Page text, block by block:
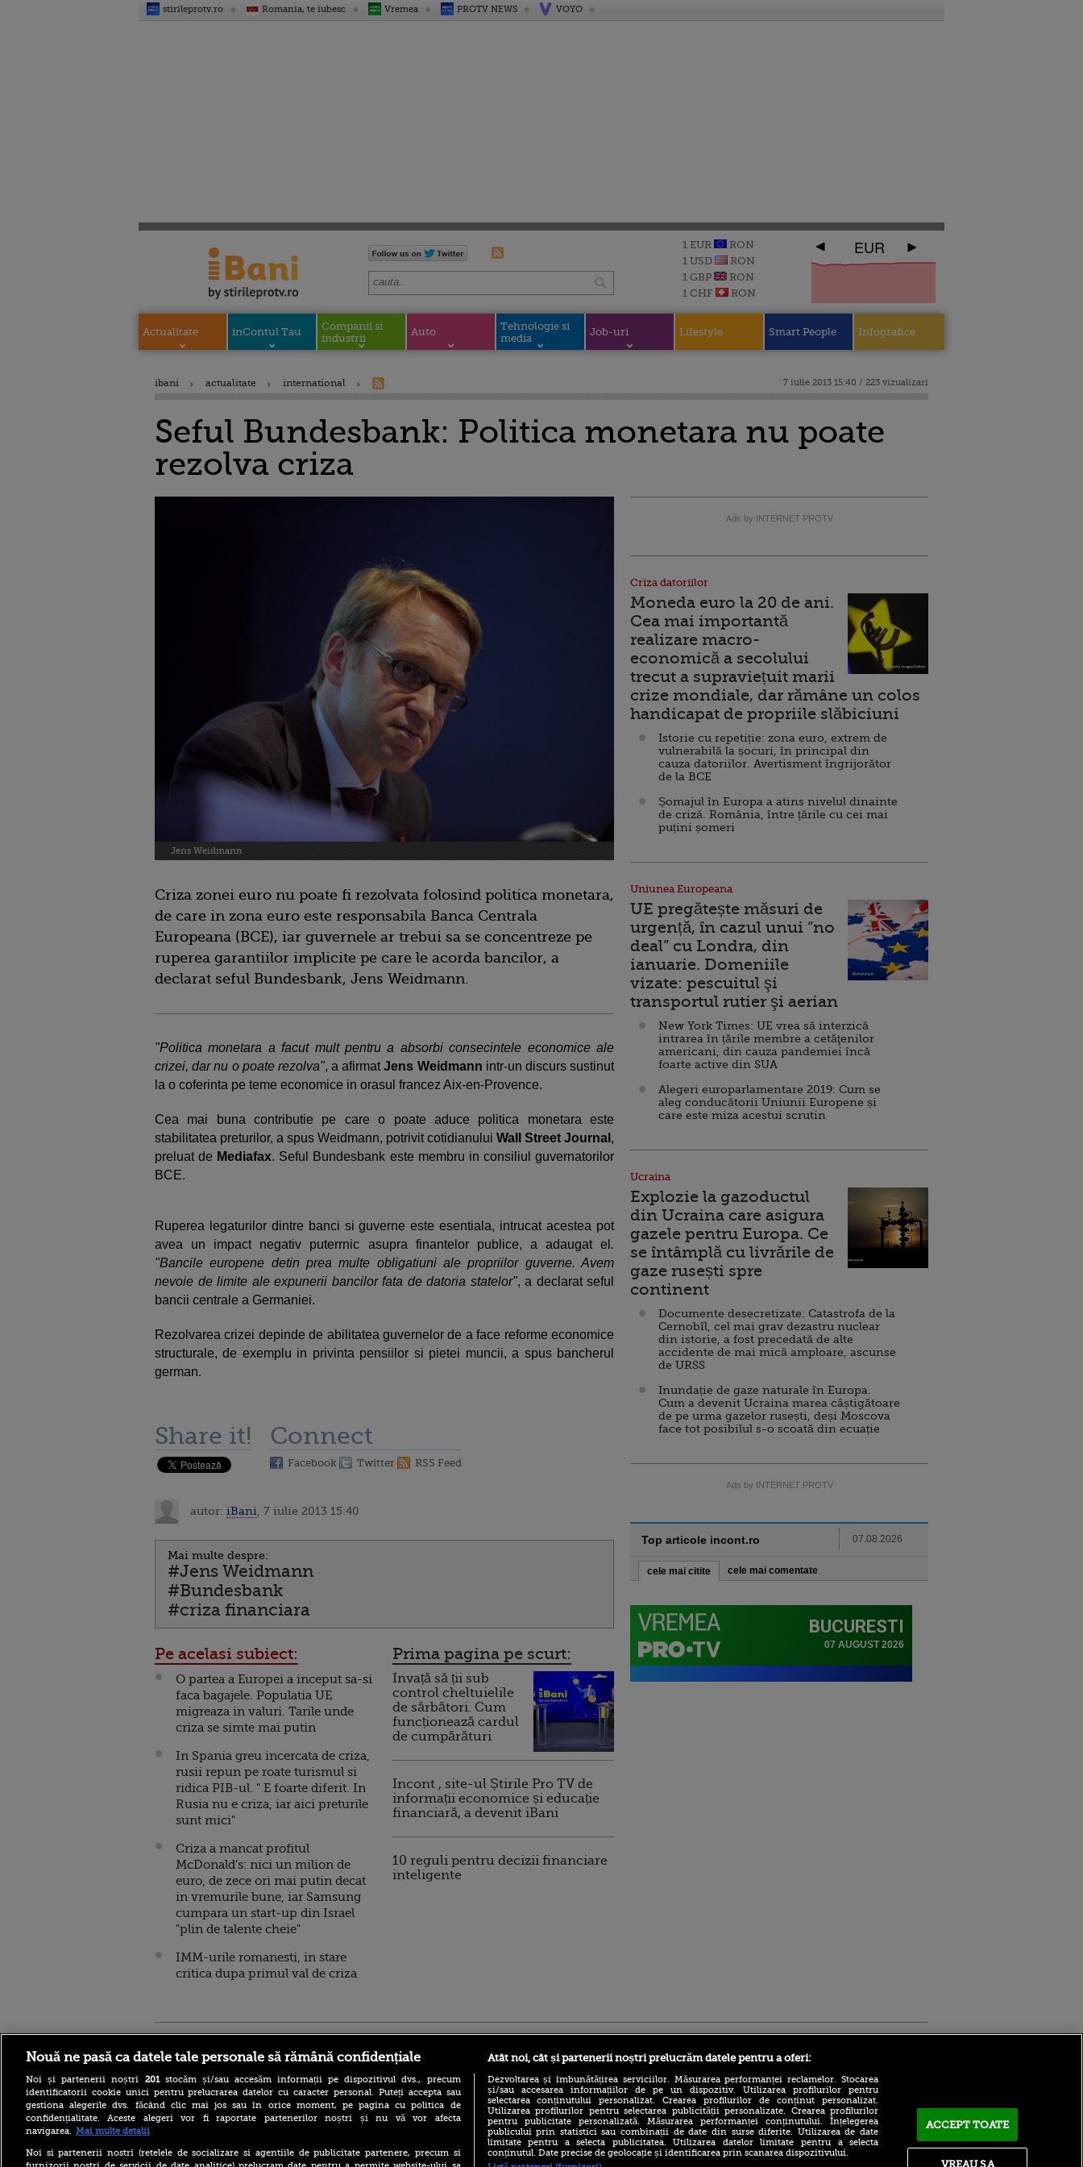
stirileprotv.ro Romania, te iubesc Vremea PROTV NEWS VOYO
1 EUR
RON
1 USD
RON
1 GBP
RON
1 CHF
RON
EUR
Actualitate inContul Tau
Companii si
industrii
Auto
Tehnologie si
media
Job-uri Lifestyle Smart People Infografice
ibani actualitate international 7 iulie 2013 15:40 / 223 vizualizari
Seful Bundesbank: Politica monetara nu poate
rezolva criza
Jens Weidmann
Criza zonei euro nu poate fi rezolvata folosind politica monetara,
de care in zona euro este responsabila Banca Centrala
Europeana (BCE), iar guvernele ar trebui sa se concentreze pe
ruperea garantiilor implicite pe care le acorda bancilor, a
declarat seful Bundesbank, Jens Weidmann.
"Politica monetara a facut mult pentru a absorbi consecintele economice ale
crizei, dar nu o poate rezolva", a afirmatJens Weidmann intr-un discurs sustinut
la o coferinta pe teme economice in orasul francez Aix-en-Provence.
Cea mai buna contributie pe care o poate aduce politica monetara este
stabilitatea preturilor, a spus Weidmann, potrivit cotidianului Wall Street Journal ,
preluat de Mediafax. Seful Bundesbank este membru in consiliul guvernatorilor
BCE.
Ruperea legaturilor dintre banci si guverne este esentiala, intrucat acestea pot
avea un impact negativ puterrnic asupra finantelor publice, a adaugat el .
"Bancile europene detin prea multe obligatiuni ale propriilor guverne. Avem
nevoie de limite ale expunerii bancilor fata de datoria statelor", a declarat seful
bancii centrale a Germaniei.
Rezolvarea crizei depinde de abilitatea guvernelor de a face reforme economice
structurale, de exemplu in privinta pensiilor si pietei muncii, a spus bancherul
german.
Share it! Connect
Facebook Twitter RSS Feed
autor: iBani , 7 iulie 2013 15:40
Mai multe despre:
#Jens Weidmann
#Bundesbank
#criza financiara
Pe acelasi subiect:
O partea a Europei a inceput sa-si
faca bagajele. Populatia UE
migreaza in valuri. Tarile unde
criza se simte mai putin
In Spania greu incercata de criza,
rusii repun pe roate turismul si
ridica PIB-ul. " E foarte diferit. In
Rusia nu e criza, iar aici preturile
sunt mici"
Criza a mancat profitul
McDonald’s: nici un milion de
euro, de zece ori mai putin decat
in vremurile bune, iar Samsung
cumpara un start-up din Israel
"plin de talente cheie"
IMM-urile romanesti, in stare
critica dupa primul val de criza
Prima pagina pe scurt:
Invață să ții sub
control cheltuielile
de sărbători. Cum
funcționează cardul
de cumpărături
Incont , site-ul Știrile Pro TV de
informații economice și educație
financiară, a devenit iBani
10 reguli pentru decizii financiare
inteligente
Ads by INTERNET PROTV
Criza datoriilor
Moneda euro la 20 de ani.
Cea mai importantă
realizare macro-
economică a secolului
trecut a supraviețuit marii
crize mondiale, dar rămâne un colos
handicapat de propriile slăbiciuni
Istorie cu repetiție: zona euro, extrem de
vulnerabilă la șocuri, în principal din
cauza datoriilor. Avertisment îngrijorător
de la BCE
Șomajul în Europa a atins nivelul dinainte
de criză. România, între țările cu cei mai
puțini șomeri
Uniunea Europeana
UE pregătește măsuri de
urgență, în cazul unui ”no
deal” cu Londra, din
ianuarie. Domeniile
vizate: pescuitul şi
transportul rutier şi aerian
New York Times: UE vrea să interzică
intrarea în țările membre a cetăţenilor
americani, din cauza pandemiei încă
foarte active din SUA
Alegeri europarlamentare 2019: Cum se
aleg conducătorii Uniunii Europene și
care este miza acestui scrutin
Ucraina
Explozie la gazoductul
din Ucraina care asigura
gazele pentru Europa. Ce
se întâmplă cu livrările de
gaze rusești spre
continent
Documente desecretizate: Catastrofa de la
Cernobîl, cel mai grav dezastru nuclear
din istorie, a fost precedată de alte
accidente de mai mică amploare, ascunse
de URSS
Inundație de gaze naturale în Europa.
Cum a devenit Ucraina marea câștigătoare
de pe urma gazelor rusești, deși Moscova
face tot posibilul s-o scoată din ecuație
Ads by INTERNET PROTV
Top articole incont.ro 07.08.2026
cele mai citite cele mai comentate
româncă a fost arestată în
Germania pentru spionaj în
(P) Descoperă Lumea
Atmosferă din altă lume la
Nouă ne pasă ca datele tale personale să rămână confidențiale
Noi și partenerii noștri 201stocăm și/sau accesăm informații pe dispozitivul dvs., precum
identificatorii cookie unici pentru prelucrarea datelor cu caracter personal. Puteți accepta sau
gestiona alegerile dvs. făcând clic mai jos sau în orice moment, pe pagina cu politica de
confidențialitate. Aceste alegeri vor fi raportate partenerilor noștri și nu vă vor afecta
navigarea. Mai multe detalii
Noi si partenerii nostri (retelele de socializare si agentiile de publicitate partenere, precum si
Atât noi, cât și partenerii noștri prelucrăm datele pentru a oferi:
Dezvoltarea și îmbunătățirea serviciilor. Măsurarea performanței reclamelor. Stocarea
și/sau accesarea informațiilor de pe un dispozitiv. Utilizarea profilurilor pentru
selectarea conținutului personalizat. Crearea profilurilor de conținut personalizat.
Utilizarea profilurilor pentru selectarea publicității personalizate. Crearea profilurilor
pentru publicitate personalizată. Măsurarea performanței conținutului. Înțelegerea
publicului prin statistici sau combinații de date din surse diferite. Utilizarea de date
limitate pentru a selecta publicitatea. Utilizarea datelor limitate pentru a selecta
conținutul. Date precise de geolocație și identificarea prin scanarea dispozitivului.
ACCEPT TOATE
VREAU SA